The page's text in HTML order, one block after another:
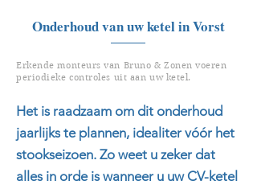
Onderhoud van uw ketel in Vorst
Erkende monteurs van Bruno & Zonen voeren
periodieke controles uit aan uw ketel.
Het is raadzaam om dit onderhoud
jaarlijks te plannen, idealiter vóór het
stookseizoen. Zo weet u zeker dat
alles in orde is wanneer u uw CV-ketel